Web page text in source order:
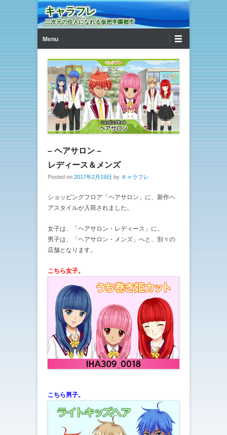
キャラフレ
二次元の住人になれる仮想学園都市
Menu
– ヘアサロン –
レディース＆メンズ
Posted on 2017年2月19日 by キャラフレ
ショッピングフロア「ヘアサロン」に、新作ヘ
アスタイルが入荷されました。
女子は、「ヘアサロン・レディース」に。
男子は、「ヘアサロン・メンズ」へと、別々の
店舗となります。
こちら女子。
こちら男子。